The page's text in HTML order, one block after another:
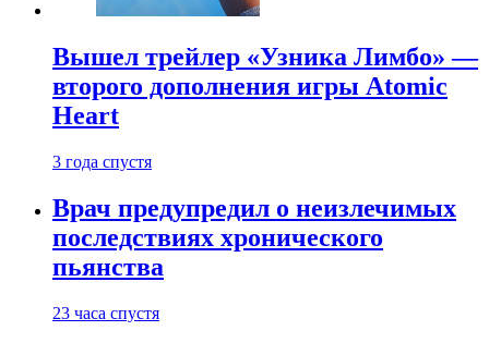
Вышел трейлер «Узника Лимбо» —
второго дополнения игры Atomic
Heart
3 года спустя
Врач предупредил о неизлечимых
последствиях хронического
пьянства
23 часа спустя